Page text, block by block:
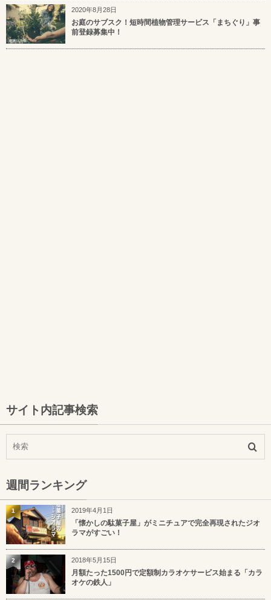
2020年8月28日
お庭のサブスク！短時間植物管理サービス「まちぐり」事
前登録募集中！
サイト内記事検索
週間ランキング
2019年4月1日
「懐かしの駄菓子屋」がミニチュアで完全再現されたジオ
ラマがすごい！
1
2018年5月15日
月額たった1500円で定額制カラオケサービス始まる「カラ
オケの鉄人」
2